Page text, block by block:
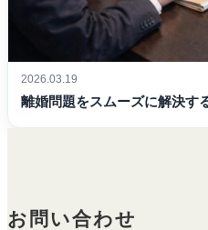
2026.03.19
離婚問題をスムーズに解決す
お問い合わせ